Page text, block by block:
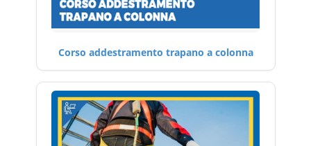
Corso addestramento trapano a colonna